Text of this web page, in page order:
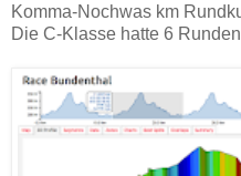
Komma-Nochwas km
Die C-Klasse hatte 6